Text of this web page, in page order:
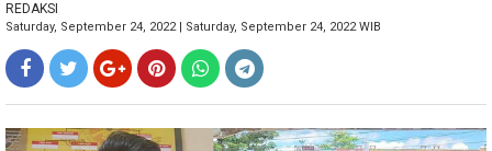
REDAKSI
Saturday, September 24, 2022 | Saturday, September 24, 2022 WIB